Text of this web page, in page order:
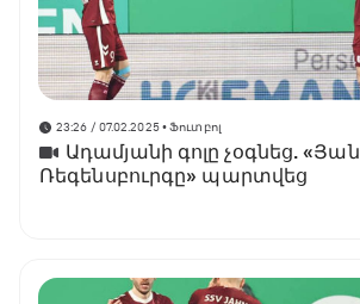
23:26 / 07.02.2025• Ֆուտբոլ
Ադամյանի գոլը չօգնեց. «Յան
Ռեգենսբուրգը» պարտվեց